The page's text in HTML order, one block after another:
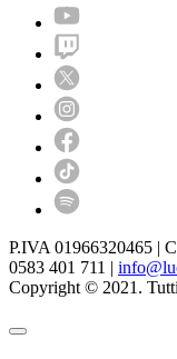
P.IVA 01966320465 |
0583 401 711 |
Copyright © 2021.